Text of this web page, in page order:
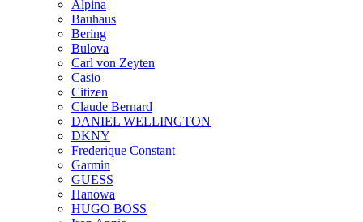
Alpina
Bauhaus
Bering
Bulova
Carl von Zeyten
Casio
Citizen
Claude Bernard
DANIEL WELLINGTON
DKNY
Frederique Constant
Garmin
GUESS
Hanowa
HUGO BOSS